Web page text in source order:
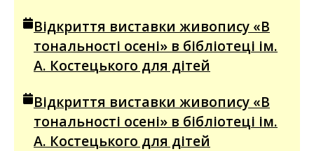
Відкриття виставки живопису «В
тональності осені» в бібліотеці ім.
А. Костецького для дітей
Відкриття виставки живопису «В
тональності осені» в бібліотеці ім.
А. Костецького для дітей